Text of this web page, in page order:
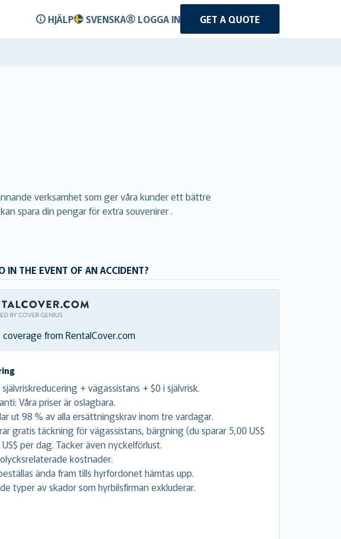
HJÄLP SVENSKA LOGGA IN
GET A QUOTE
verksamhet som ger våra kunder ett bättre
spara din pengar för extra souvenirer .
IN THE EVENT OF AN ACCIDENT?
coverage from RentalCover.com
+ vägassistans + $0 i självrisk.
Våra priser är oslagbara.
ut 98 % av alla ersättningskrav inom tre vardagar.
gratis täckning för vägassistans, bärgning (du sparar 5,00 US$
per dag. Täcker även nyckelförlust.
kostnader.
ända fram tills hyrfordonet hämtas upp.
typer av skador som hyrbilsfirman exkluderar.